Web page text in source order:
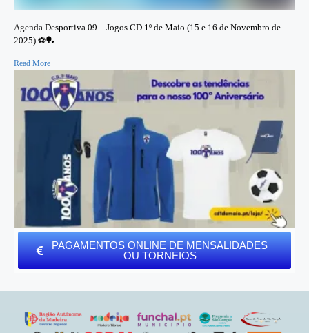
Agenda Desportiva 09 – Jogos CD 1º de Maio (15 e 16 de Novembro de
2025) ⚽️🏓
Read More
PAGAMENTOS ONLINE DE MENSALIDADES
OU TORNEIOS